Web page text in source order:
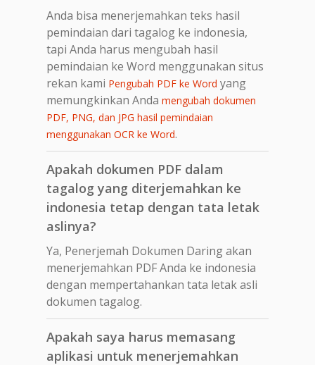
Anda bisa menerjemahkan teks hasil
pemindaian dari tagalog ke indonesia,
tapi Anda harus mengubah hasil
pemindaian ke Word menggunakan situs
rekan kami Pengubah PDF ke Word yang
memungkinkan Anda mengubah dokumen
PDF, PNG, dan JPG hasil pemindaian
menggunakan OCR ke Word.
Apakah dokumen PDF dalam
tagalog yang diterjemahkan ke
indonesia tetap dengan tata letak
aslinya?
Ya, Penerjemah Dokumen Daring akan
menerjemahkan PDF Anda ke indonesia
dengan mempertahankan tata letak asli
dokumen tagalog.
Apakah saya harus memasang
aplikasi untuk menerjemahkan